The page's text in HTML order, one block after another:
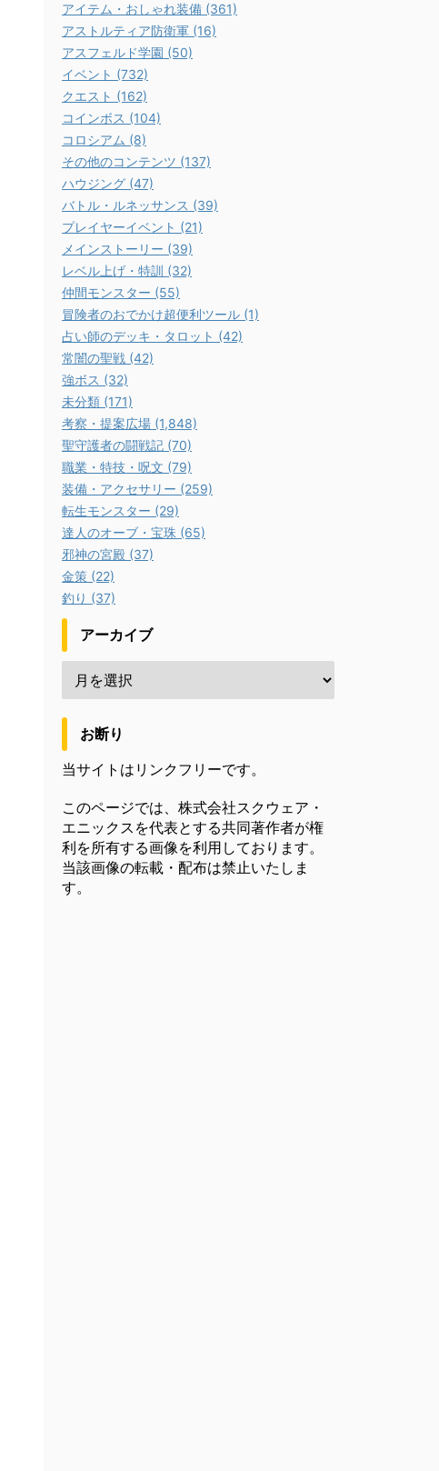
アイテム・おしゃれ装備 (361)
アストルティア防衛軍 (16)
アスフェルド学園 (50)
イベント (732)
クエスト (162)
コインボス (104)
コロシアム (8)
その他のコンテンツ (137)
ハウジング (47)
バトル・ルネッサンス (39)
プレイヤーイベント (21)
メインストーリー (39)
レベル上げ・特訓 (32)
仲間モンスター (55)
冒険者のおでかけ超便利ツール (1)
占い師のデッキ・タロット (42)
常闇の聖戦 (42)
強ボス (32)
未分類 (171)
考察・提案広場 (1,848)
聖守護者の闘戦記 (70)
職業・特技・呪文 (79)
装備・アクセサリー (259)
転生モンスター (29)
達人のオーブ・宝珠 (65)
邪神の宮殿 (37)
金策 (22)
釣り (37)
アーカイブ
お断り
当サイトはリンクフリーです。
このページでは、株式会社スクウェア・
エニックスを代表とする共同著作者が権
利を所有する画像を利用しております。
当該画像の転載・配布は禁止いたしま
す。